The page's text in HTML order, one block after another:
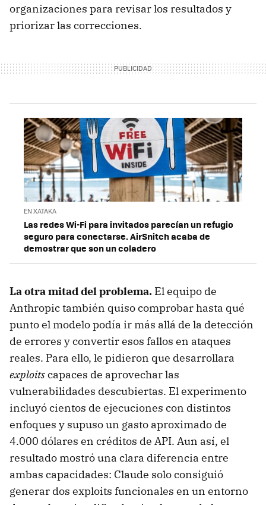
organizaciones para revisar los resultados y
priorizar las correcciones.
EN XATAKA
Las redes Wi-Fi para invitados parecían un refugio
seguro para conectarse. AirSnitch acaba de
demostrar que son un coladero
La otra mitad del problema. El equipo de
Anthropic también quiso comprobar hasta qué
punto el modelo podía ir más allá de la detección
de errores y convertir esos fallos en ataques
reales. Para ello, le pidieron que desarrollara
exploitscapaces de aprovechar las
vulnerabilidades descubiertas. El experimento
incluyó cientos de ejecuciones con distintos
enfoques y supuso un gasto aproximado de
4.000 dólares en créditos de API. Aun así, el
resultado mostró una clara diferencia entre
ambas capacidades: Claude solo consiguió
generar dos exploits funcionales en un entorno